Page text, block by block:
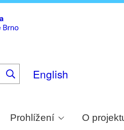
English
Prohlížení O